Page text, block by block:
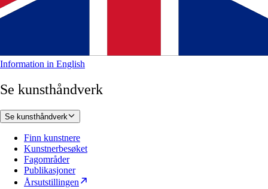
Information in English
Se kunsthåndverk
Se kunsthåndverk
Finn kunstnere
Kunstnerbesøket
Fagområder
Publikasjoner
Årsutstillingen